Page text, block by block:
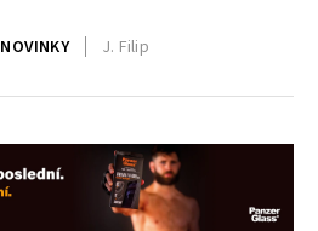
NOVINKY J. Filip